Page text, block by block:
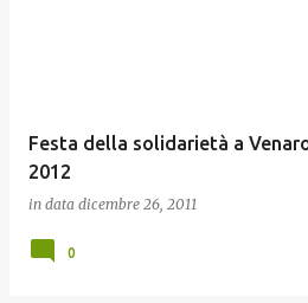
Festa della solidarietà a
2012
in data dicembre 26, 2011
0